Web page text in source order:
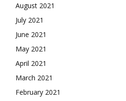
August 2021
July 2021
June 2021
May 2021
April 2021
March 2021
February 2021